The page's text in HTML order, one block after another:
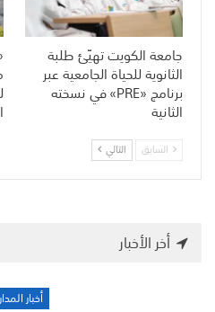
جامعة الكويت تهيّئ طلبة
الثانوية للحياة الجامعية عبر
برنامج «PRE» في نسخته
الثانية
السابق التالي
أخر الأخبار
أخبار